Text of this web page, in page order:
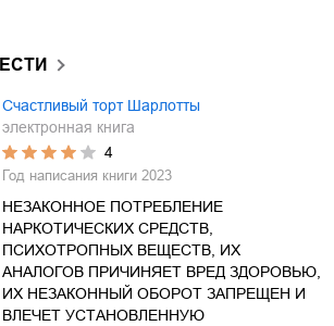
Счастливый торт Шарлотты
электронная книга
4
Год написания книги 2023
НЕЗАКОННОЕ ПОТРЕБЛЕНИЕ
НАРКОТИЧЕСКИХ СРЕДСТВ,
ПСИХОТРОПНЫХ ВЕЩЕСТВ, ИХ
АНАЛОГОВ ПРИЧИНЯЕТ ВРЕД ЗДОРОВЬЮ,
ИХ НЕЗАКОННЫЙ ОБОРОТ ЗАПРЕЩЕН И
ВЛЕЧЕТ УСТАНОВЛЕННУЮ